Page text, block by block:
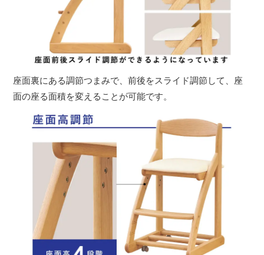
座面裏にある調節つまみで、前後をスライド調節して、座
面の座る面積を変えることが可能です。